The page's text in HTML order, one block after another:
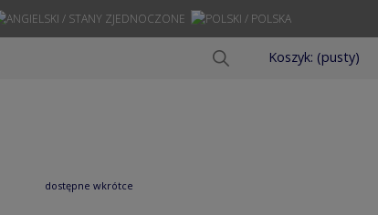
Koszyk: (pusty)
dostępne wkrótce